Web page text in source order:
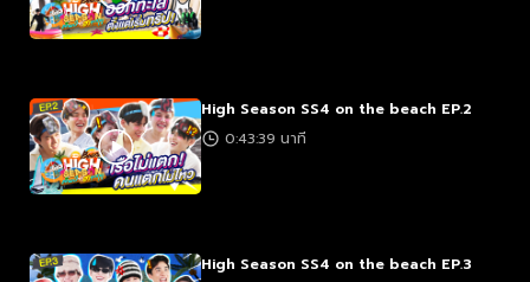
High Season SS4 on the beach EP.2
0:43:39 นาที
High Season SS4 on the beach EP.3